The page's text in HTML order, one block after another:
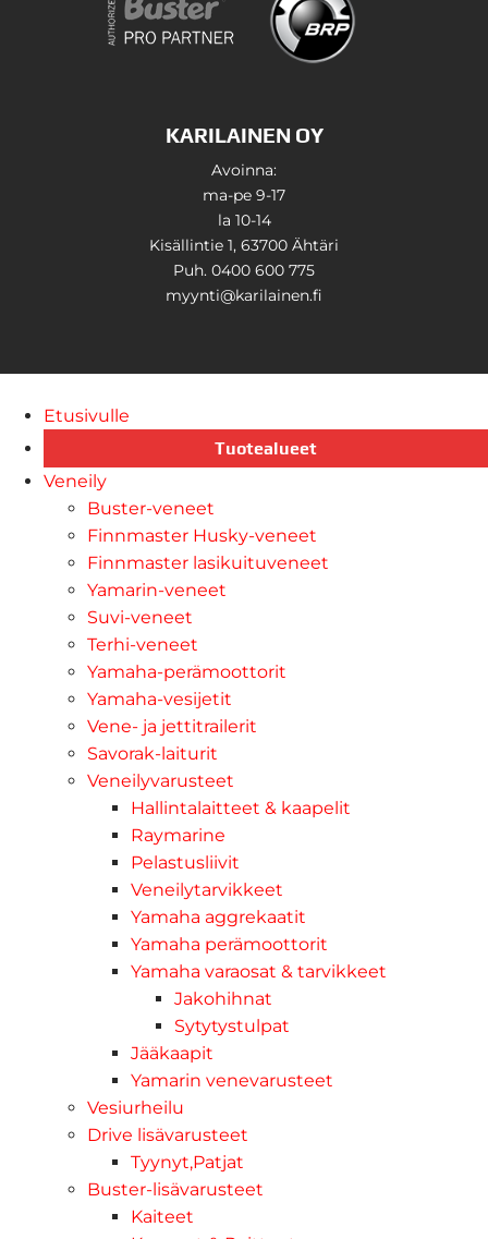
KARILAINEN OY
Avoinna:
ma-pe 9-17
la 10-14
Kisällintie 1, 63700 Ähtäri
Puh. 0400 600 775
myynti@karilainen.fi
Etusivulle
Tuotealueet
Veneily
Buster-veneet
Finnmaster Husky-veneet
Finnmaster lasikuituveneet
Yamarin-veneet
Suvi-veneet
Terhi-veneet
Yamaha-perämoottorit
Yamaha-vesijetit
Vene- ja jettitrailerit
Savorak-laiturit
Veneilyvarusteet
Hallintalaitteet & kaapelit
Raymarine
Pelastusliivit
Veneilytarvikkeet
Yamaha aggrekaatit
Yamaha perämoottorit
Yamaha varaosat & tarvikkeet
Jakohihnat
Sytytystulpat
Jääkaapit
Yamarin venevarusteet
Vesiurheilu
Drive lisävarusteet
Tyynyt,Patjat
Buster-lisävarusteet
Kaiteet